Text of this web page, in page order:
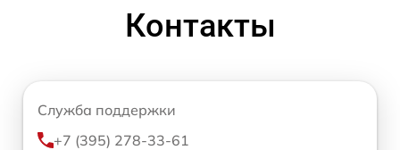
Контакты
Служба поддержки
+7 (395) 278-33-61